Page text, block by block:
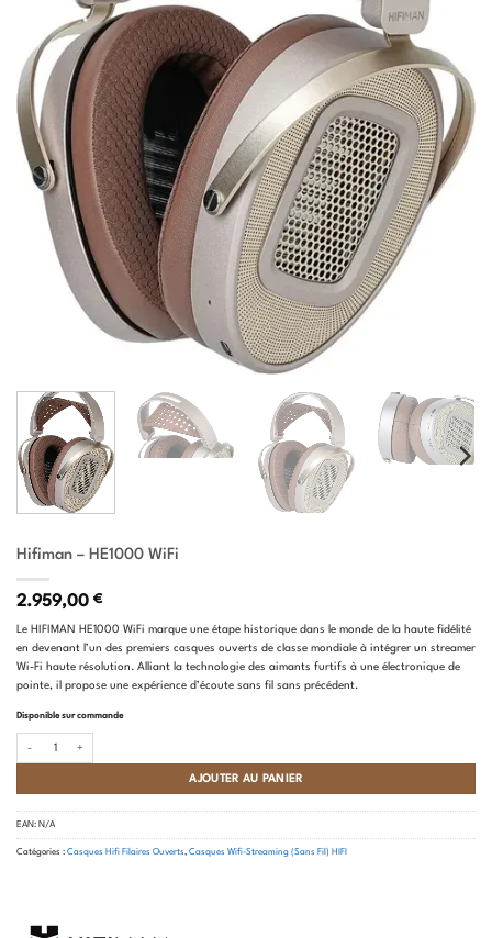
Hifiman – HE1000 WiFi
2.959,00 €
Le HIFIMAN HE1000 WiFi marque une étape historique dans le monde de la haute fidélité
en devenant l’un des premiers casques ouverts de classe mondiale à intégrer un streamer
Wi-Fi haute résolution. Alliant la technologie des aimants furtifs à une électronique de
pointe, il propose une expérience d’écoute sans fil sans précédent.
Disponible sur commande
AJOUTER AU PANIER
EAN: N/A
Catégories : Casques Hifi Filaires Ouverts, Casques Wifi-Streaming (Sans Fil) HIFI